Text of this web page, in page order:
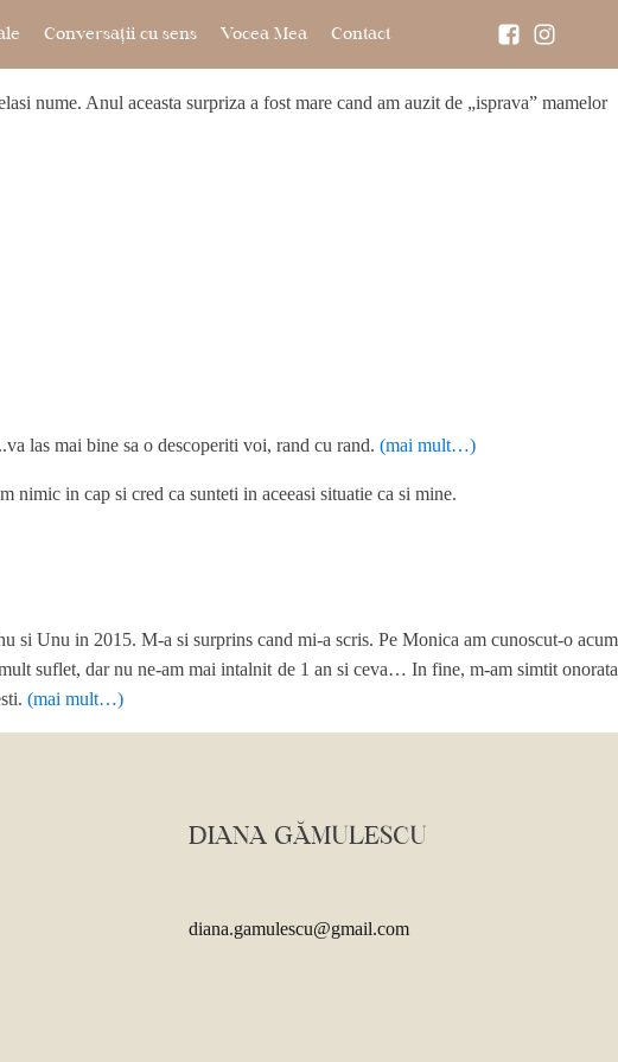
Conversații cu sens Vocea Mea Contact
nume. Anul aceasta surpriza a fost mare cand am auzit de „isprava” mamelor
las mai bine sa o descoperiti voi, rand cu rand. (mai mult…)
in cap si cred ca sunteti in aceeasi situatie ca si mine.
si Unu in 2015. M-a si surprins cand mi-a scris. Pe Monica am cunoscut-o acum
suflet, dar nu ne-am mai intalnit de 1 an si ceva… In fine, m-am simtit onorata
(mai mult…)
DIANA GĂMULESCU
diana.gamulescu@gmail.com